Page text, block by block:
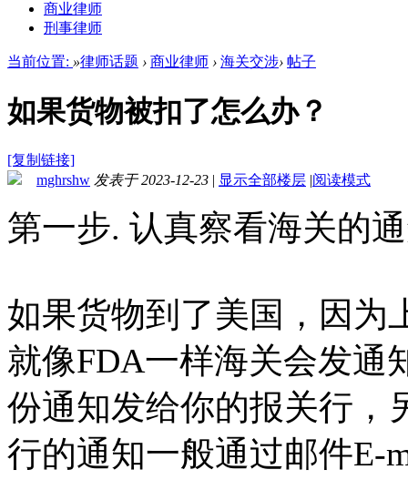
商业律师
刑事律师
当前位置: »律师话题 › 商业律师 › 海关交涉› 帖子
如果货物被扣了怎么办？
[复制链接]
mghrshw 发表于 2023-12-23 | 显示全部楼层 |阅读模式
第一步. 认真察看海关的
如果货物到了美国，因为
就像FDA一样海关会发通
份通知发给你的报关行，
行的通知一般通过邮件E-